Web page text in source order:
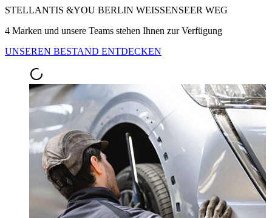
STELLANTIS &YOU BERLIN WEISSENSEER WEG
4 Marken und unsere Teams stehen Ihnen zur Verfügung
UNSEREN BESTAND ENTDECKEN